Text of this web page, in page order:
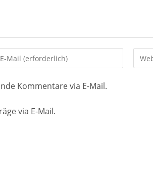
Gib
deine
Kommentare via E-Mail.
via E-Mail.